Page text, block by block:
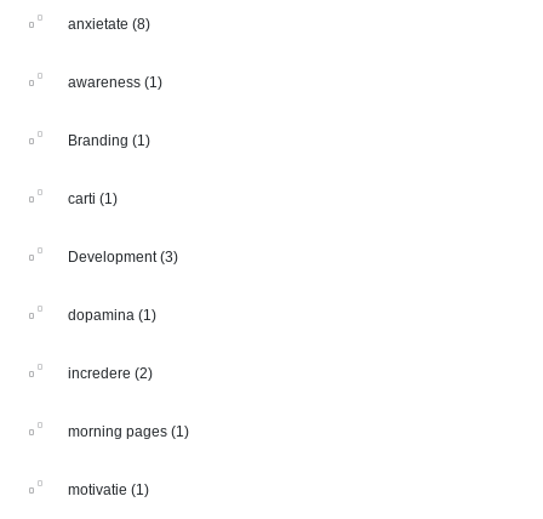
anxietate (8)
awareness (1)
Branding (1)
carti (1)
Development(3)
dopamina (1)
incredere (2)
morning pages (1)
motivatie (1)